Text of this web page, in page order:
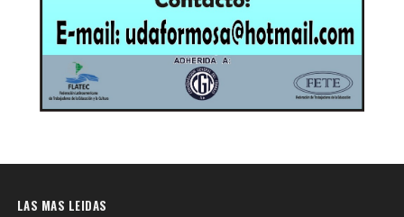
LAS MAS LEIDAS